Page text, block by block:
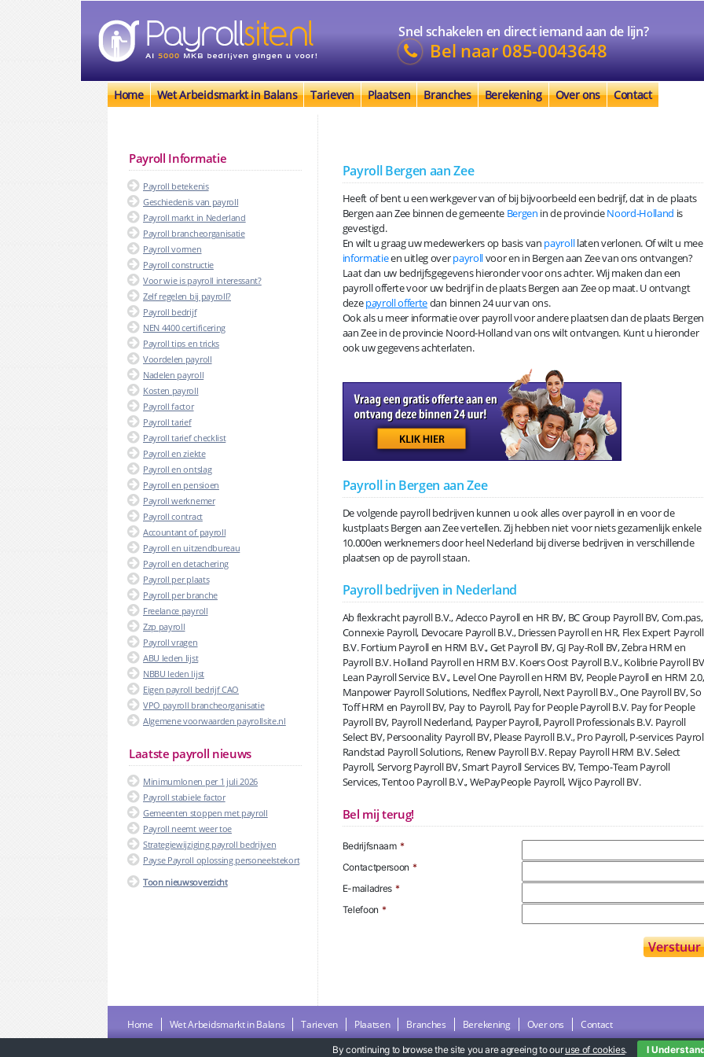
Snel schakelen en direct iemand aan de lijn?
Bel naar085-0043648
Home Wet Arbeidsmarkt in Balans Tarieven Plaatsen Branches Berekening Over ons Contact
Payroll Informatie
Payroll betekenis
Geschiedenis van payroll
Payroll markt in Nederland
Payroll brancheorganisatie
Payroll vormen
Payroll constructie
Voor wie is payroll interessant?
Zelf regelen bij payroll?
Payroll bedrijf
NEN 4400 certificering
Payroll tips en tricks
Voordelen payroll
Nadelen payroll
Kosten payroll
Payroll factor
Payroll tarief
Payroll tarief checklist
Payroll en ziekte
Payroll en ontslag
Payroll en pensioen
Payroll werknemer
Payroll contract
Accountant of payroll
Payroll en uitzendbureau
Payroll en detachering
Payroll per plaats
Payroll per branche
Freelance payroll
Zzp payroll
Payroll vragen
ABU leden lijst
NBBU leden lijst
Eigen payroll bedrijf CAO
VPO payroll brancheorganisatie
Algemene voorwaarden payrollsite.nl
Laatste payroll nieuws
Minimumlonen per 1 juli 2026
Payroll stabiele factor
Gemeenten stoppen met payroll
Payroll neemt weer toe
Strategiewijziging payroll bedrijven
Payse Payroll oplossing personeelstekort
Toon nieuwsoverzicht
Payroll Bergen aan Zee
Heeft of bent u een werkgever van of bij bijvoorbeeld een bedrijf, dat in de plaats
Bergen aan Zee binnen de gemeente Bergen in de provincieNoord-Holland is
gevestigd.
En wilt u graag uw medewerkers op basis van payrolllaten verlonen. Of wilt u
informatieen uitleg overpayrollvoor en in Bergen aan Zee van ons ontvangen?
Laat dan uw bedrijfsgegevens hieronder voor ons achter. Wij maken dan een
payroll offerte voor uw bedrijf in de plaats Bergen aan Zee op maat. U ontvangt
dezepayroll offertedan binnen 24 uur van ons.
Ook als u meer informatie over payroll voor andere plaatsen dan de plaats Bergen
aan Zee in de provincie Noord-Holland van ons wilt ontvangen. Kunt u hieronder
ook uw gegevens achterlaten.
Payroll in Bergen aan Zee
De volgende payroll bedrijven kunnen u ook alles over payroll in en voor de
kustplaats Bergen aan Zee vertellen. Zij hebben niet voor niets gezamenlijk enkele
10.000en werknemers door heel Nederland bij diverse bedrijven in verschillende
plaatsen op de payroll staan.
Payroll bedrijven in Nederland
Ab flexkracht payroll B.V., Adecco Payroll en HR BV, BC Group Payroll BV, Com.pas,
Connexie Payroll, Devocare Payroll B.V., Driessen Payroll en HR, Flex Expert Payroll
B.V. Fortium Payroll en HRM B.V., Get Payroll BV, GJ Pay-Roll BV, Zebra HRM en
Payroll B.V. Holland Payroll en HRM B.V. Koers Oost Payroll B.V., Kolibrie Payroll
Lean Payroll Service B.V., Level One Payroll en HRM BV, People Payroll en HRM 2.0,
Manpower Payroll Solutions, Nedflex Payroll, Next Payroll B.V., One Payroll BV, So
Toff HRM en Payroll BV, Pay to Payroll, Pay for People Payroll B.V. Pay for People
Payroll BV, Payroll Nederland, Payper Payroll, Payroll Professionals B.V. Payroll
Select BV, Persoonality Payroll BV, Please Payroll B.V., Pro Payroll, P-services
Randstad Payroll Solutions, Renew Payroll B.V. Repay Payroll HRM B.V. Select
Payroll, Servorg Payroll BV, Smart Payroll Services BV, Tempo-Team Payroll
Services, Tentoo Payroll B.V., WePayPeople Payroll, Wijco Payroll BV.
Bel mij terug!
Bedrijfsnaam *
Contactpersoon *
E-mailadres *
Telefoon *
Home Wet Arbeidsmarkt in Balans Tarieven Plaatsen Branches Berekening Over ons Contact
By continuing to browse the site you are agreeing to our use of cookies. I